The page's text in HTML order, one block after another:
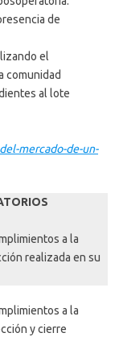
de
el
comunidad
al lote
mercado-de-un-
a la
realizada en su
a la
y cierre